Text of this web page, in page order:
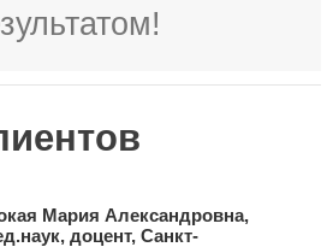
Мария Александровна,
доцент, Санкт-